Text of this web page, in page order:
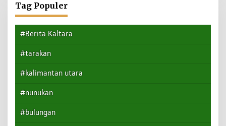
Tag Populer
#Berita Kaltara
#tarakan
#kalimantan utara
#nunukan
#bulungan